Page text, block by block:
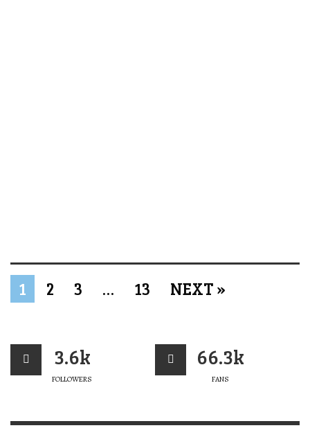
1 2 3 … 13 NEXT »
3.6k
FOLLOWERS
66.3k
FANS